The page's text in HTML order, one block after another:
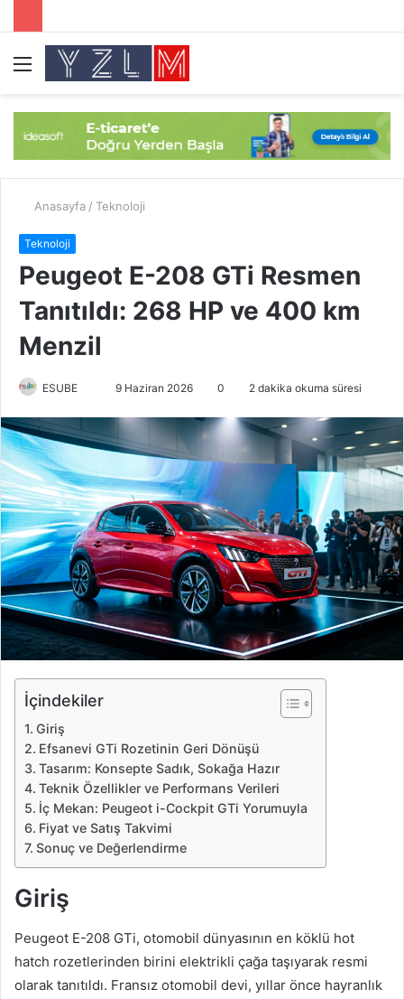
Menü
Anasayfa / Teknoloji
Teknoloji
Peugeot E-208 GTi Resmen
Tanıtıldı: 268 HP ve 400 km
Menzil
ESUBE
r
e
-
p
o
s
t
a
g
ö
n
9 Haziran 2026 0 2 dakika okuma süresi
İçindekiler
Giriş
Efsanevi GTi Rozetinin Geri Dönüşü
Tasarım: Konsepte Sadık, Sokağa Hazır
Teknik Özellikler ve Performans Verileri
İç Mekan: Peugeot i-Cockpit GTi Yorumuyla
Fiyat ve Satış Takvimi
Sonuç ve Değerlendirme
Giriş
Peugeot E-208 GTi, otomobil dünyasının en köklü hot
hatch rozetlerinden birini elektrikli çağa taşıyarak resmi
olarak tanıtıldı. Fransız otomobil devi, yıllar önce hayranlık